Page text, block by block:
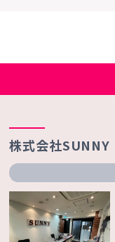
株式会社SUNNY